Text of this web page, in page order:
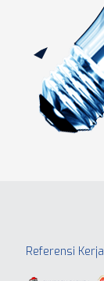
Referensi Kerja